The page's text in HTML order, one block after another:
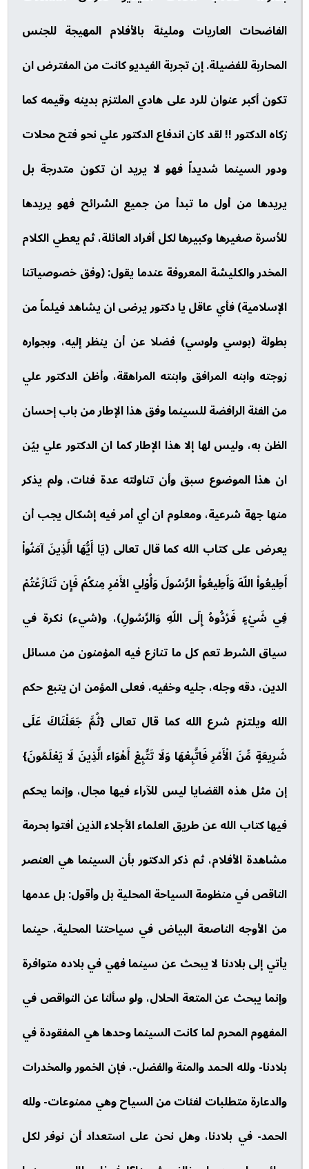
الفاضحات العاريات ومليئة بالأفلام المهيجة للجنس
المحاربة للفضيلة. إن تجربة الفيديو كانت من المفترض ان
تكون أكبر عنوان للرد على هادي الملتزم بدينه وقيمه كما
زكاه الدكتور !! لقد كان اندفاع الدكتور علي نحو فتح محلات
ودور السينما شديداً فهو لا يريد ان تكون متدرجة بل
يريدها من أول ما تبدأ من جميع الشرائح فهو يريدها
للأسرة صغيرها وكبيرها لكل أفراد العائلة، ثم يعطي الكلام
المخدر والكليشة المعروفة عندما يقول: (وفق خصوصياتنا
الإسلامية) فأي عاقل يا دكتور يرضى ان يشاهد فيلماً من
بطولة (بوسي ولوسي) فضلا عن أن ينظر إليه، وبجواره
زوجته وابنه المرافق وابنته المراهقة، وأظن الدكتور علي
من الفئة الرافضة للسينما وفق هذا الإطار من باب إحسان
الظن به، وليس لها إلا هذا الإطار كما ان الدكتور علي بيّن
ان هذا الموضوع سبق وأن تناولته عدة فئات، ولم يذكر
منها جهة شرعية، ومعلوم ان أي أمر فيه إشكال يجب أن
يعرض على كتاب الله كما قال تعالى (يَا أَيُّهَا الَّذِينَ آمَنُواْ
أَطِيعُواْ اللّهَ وَأَطِيعُواْ الرَّسُولَ وَأُوْلِي الأَمْرِ مِنكُمْ فَإِن تَنَازَعْتُمْ
فِي شَيْءٍ فَرُدُّوهُ إِلَى اللّهِ وَالرَّسُولِ)، و(شيء) نكرة في
سياق الشرط تعم كل ما تنازع فيه المؤمنون من مسائل
الدين، دقه وجله، جليه وخفيه، فعلى المؤمن ان يتبع حكم
الله ويلتزم شرع الله كما قال تعالى {ثُمَّ جَعَلْنَاكَ عَلَى
شَرِيعَةٍ مِّنَ الْأَمْرِ فَاتَّبِعْهَا وَلَا تَتَّبِعْ أَهْوَاء الَّذِينَ لَا يَعْلَمُونَ}
إن مثل هذه القضايا ليس للآراء فيها مجال، وإنما يحكم
فيها كتاب الله عن طريق العلماء الأجلاء الذين أفتوا بحرمة
مشاهدة الأفلام، ثم ذكر الدكتور بأن السينما هي العنصر
الناقص في منظومة السياحة المحلية بل وأقول: بل عدمها
من الأوجه الناصعة البياض في سياحتنا المحلية، حينما
يأتي إلى بلادنا لا يبحث عن سينما فهي في بلاده متوافرة
وإنما يبحث عن المتعة الحلال، ولو سألنا عن النواقص في
المفهوم المحرم لما كانت السينما وحدها هي المفقودة في
بلادنا- ولله الحمد والمنة والفضل-، فإن الخمور والمخدرات
والدعارة متطلبات لفئات من السياح وهي ممنوعات- ولله
الحمد- في بلادنا، وهل نحن على استعداد أن نوفر لكل